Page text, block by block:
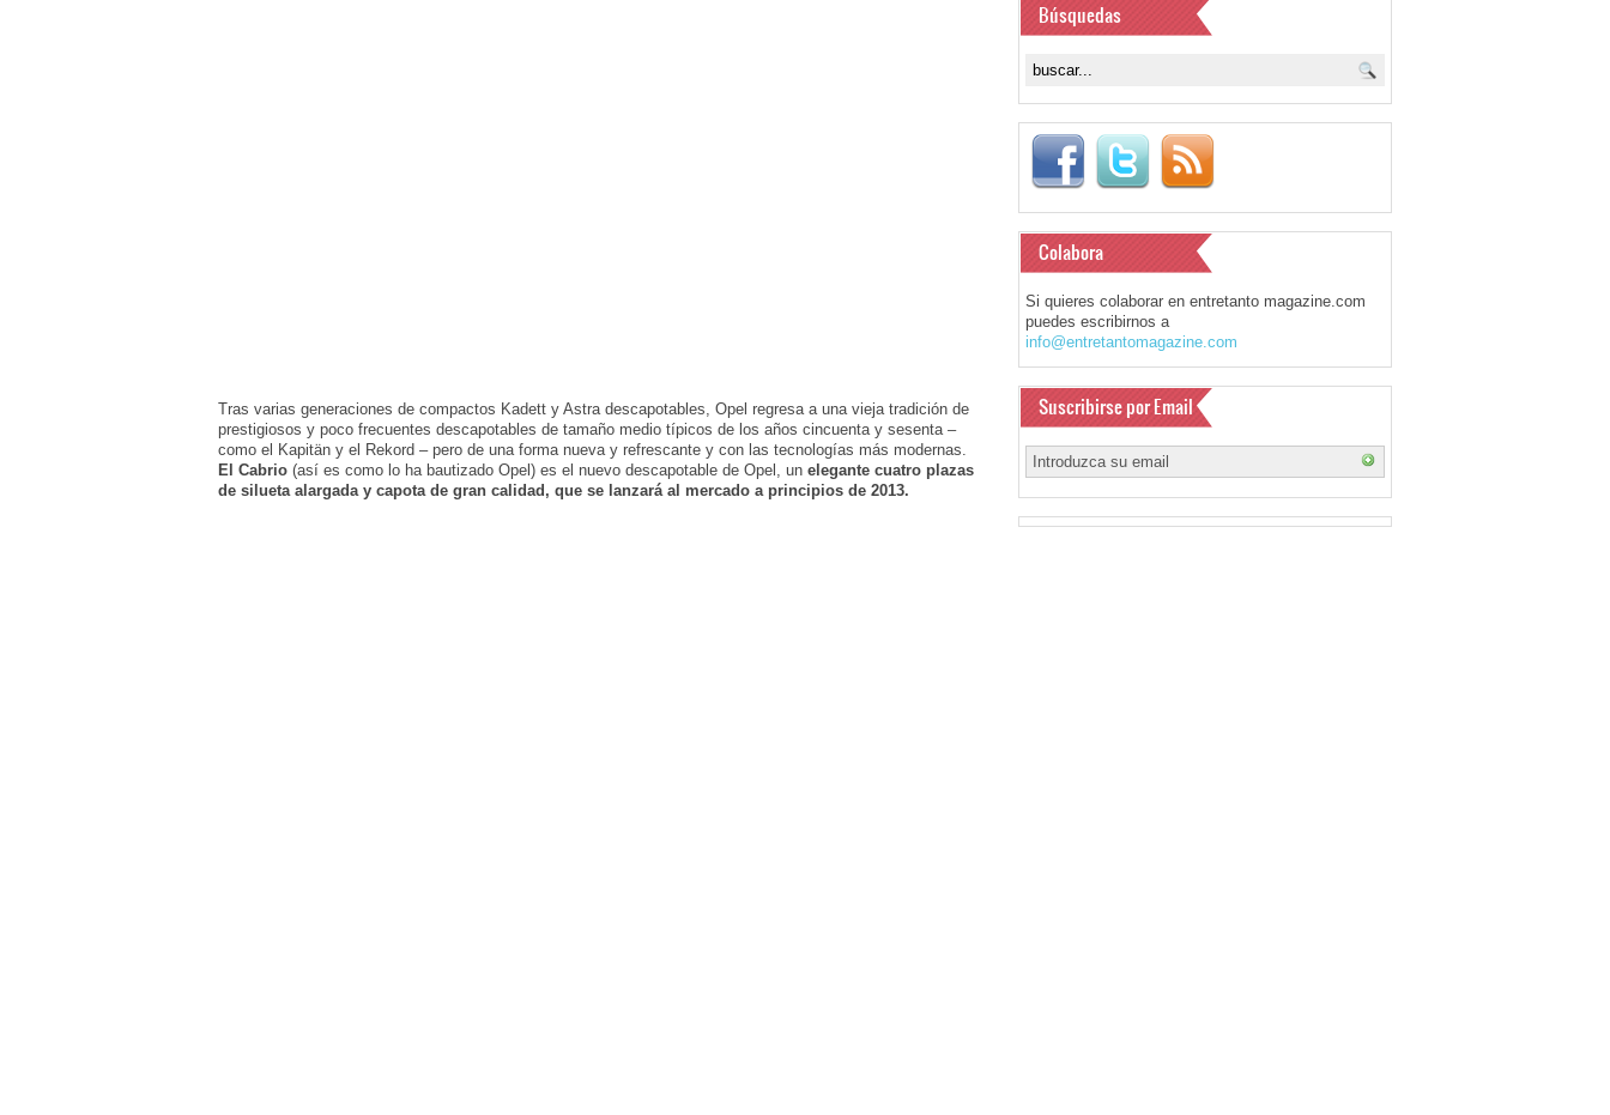
Tras varias generaciones de compactos Kadett y Astra descapotables, Opel regresa a una vieja tradición de
prestigiosos y poco frecuentes descapotables de tamaño medio típicos de los años cincuenta y sesenta –
como el Kapitän y el Rekord – pero de una forma nueva y refrescante y con las tecnologías más modernas.
El Cabrio (así es como lo ha bautizado Opel) es el nuevo descapotable de Opel, un elegante cuatro plazas
de silueta alargada y capota de gran calidad, que se lanzará al mercado a principios de 2013.
Búsquedas
Colabora
Si quieres colaborar en entretanto magazine.com
puedes escribirnos a
info@entretantomagazine.com
Suscribirse por Email